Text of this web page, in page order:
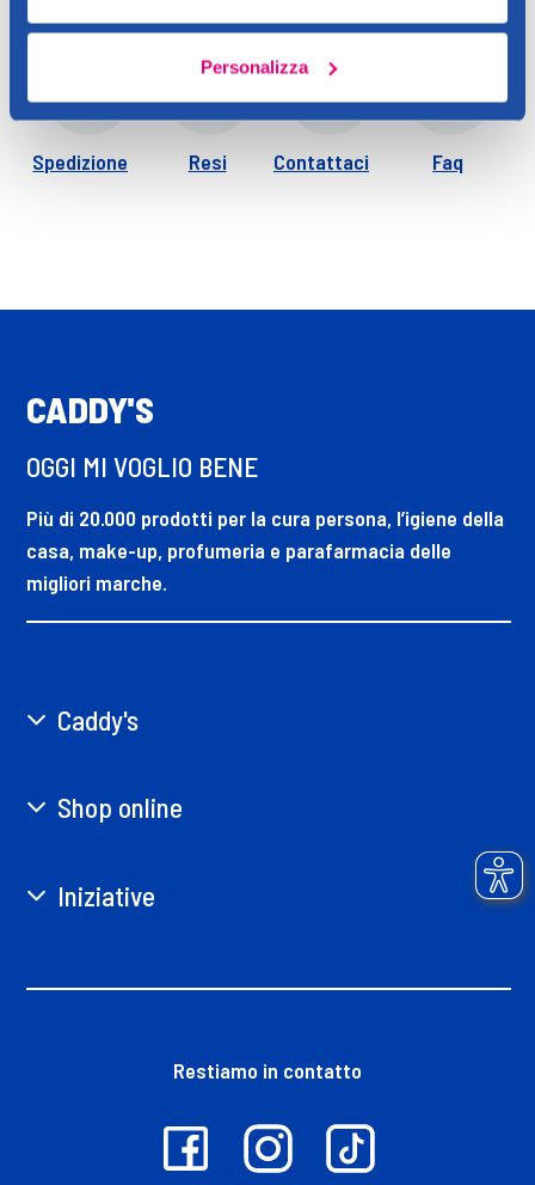
Personalizza
Spedizione Resi Contattaci Faq
CADDY'S
OGGI MI VOGLIO BENE
Più di 20.000 prodotti per la cura persona, l’igiene della
casa, make-up, profumeria e parafarmacia delle
migliori marche.
Caddy's
Shop online
Iniziative
Restiamo in contatto